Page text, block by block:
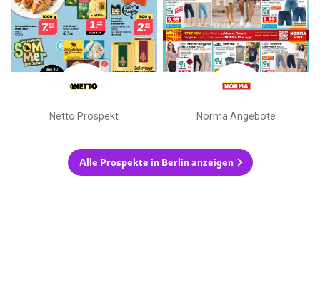
Netto Prospekt Norma Angebote
Alle Prospekte in Berlin anzeigen